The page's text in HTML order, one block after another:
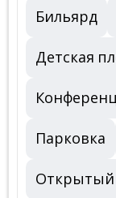
Бильярд
Детская
Парковка
Открытый